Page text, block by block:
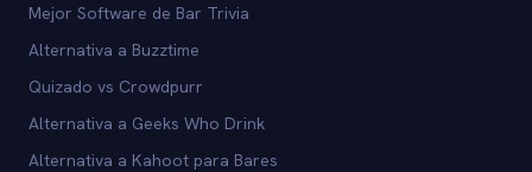
Mejor Software de Bar Trivia
Alternativa a Buzztime
Quizado vs Crowdpurr
Alternativa a Geeks Who Drink
Alternativa a Kahoot para Bares